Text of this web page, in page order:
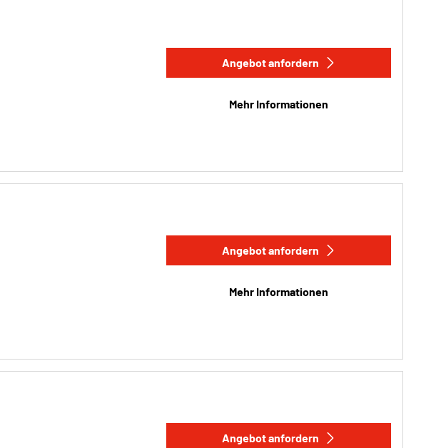
Angebot anfordern
Mehr Informationen
Angebot anfordern
Mehr Informationen
Angebot anfordern